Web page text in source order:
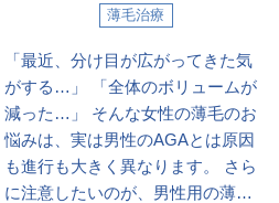
薄毛治療
「最近、分け目が広がってきた気
がする…」 「全体のボリュームが
減った…」 そんな女性の薄毛のお
悩みは、実は男性のAGAとは原因
も進行も大きく異なります。 さら
に注意したいのが、男性用の薄…